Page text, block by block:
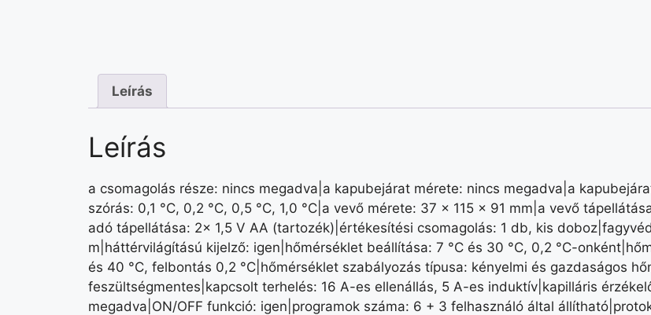
Leírás
Leírás
a csomagolás része: nincs megadva|a kapubejárat mérete: nincs megadva|a
szórás: 0,1 °C, 0,2 °C, 0,5 °C, 1,0 °C|a vevő mérete: 37 × 115 × 91 mm|a vevő
adó tápellátása: 2× 1,5 V AA (tartozék)|értékesítési csomagolás: 1 db, kis
m|háttérvilágítású kijelző: igen|hőmérséklet beállítása: 7 °C és 30 °C, 0,2 °C-
és 40 °C, felbontás 0,2 °C|hőmérséklet szabályozás típusa: kényelmi és gazdaságos
feszültségmentes|kapcsolt terhelés: 16 A-es ellenállás, 5 A-es induktív|kapilláris
megadva|ON/OFF funkció: igen|programok száma: 6 + 3 felhasználó által